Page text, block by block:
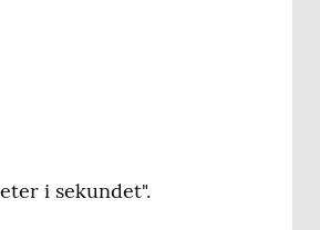
i sekundet".